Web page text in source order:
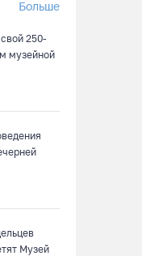
Больше
250-
музейной
Музей